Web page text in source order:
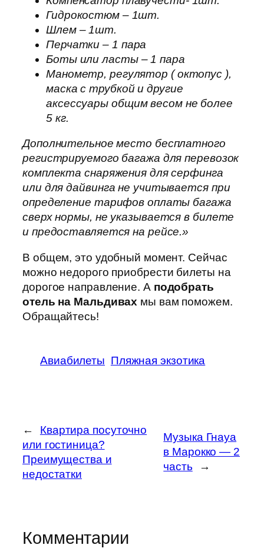
Гидрокостюм – 1шт.
Шлем – 1шт.
Перчатки – 1 пара
Боты или ласты – 1 пара
Манометр, регулятор ( октопус ),
маска с трубкой и другие
аксессуары общим весом не более
5 кг.
Дополнительное место бесплатного
регистрируемого багажа для перевозок
комплекта снаряжения для серфинга
или для дайвинга не учитывается при
определение тарифов оплаты багажа
сверх нормы, не указывается в билете
и предоставляется на рейсе.»
В общем, это удобный момент. Сейчас
можно недорого приобрести билеты на
дорогое направление. А подобрать
отель на Мальдивах мы вам поможем.
Обращайтесь!
Авиабилеты Пляжная экзотика
←
Квартира посуточно
или гостиница?
Преимущества и
недостатки
Музыка Гнауа
в Марокко — 2
часть
→
Комментарии